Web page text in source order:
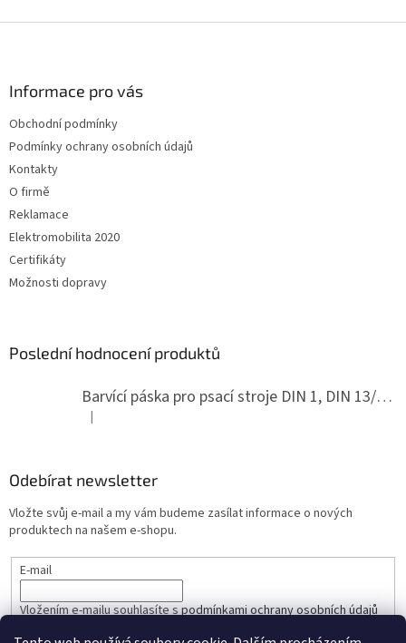
Informace pro vás
Obchodní podmínky
Podmínky ochrany osobních údajů
Kontakty
O firmě
Reklamace
Elektromobilita 2020
Certifikáty
Možnosti dopravy
Poslední hodnocení produktů
Barvící páska pro psací stroje DIN 1, DIN 13/10, LAND, PA červenočerná
Hodnocení produktu je 5 z 5 hvězdiček.
|
Odebírat newsletter
Vložte svůj e-mail a my vám budeme zasílat informace o nových
produktech na našem e-shopu.
E-mail
Vložením e-mailu souhlasíte spodmínkami ochrany osobních údajů